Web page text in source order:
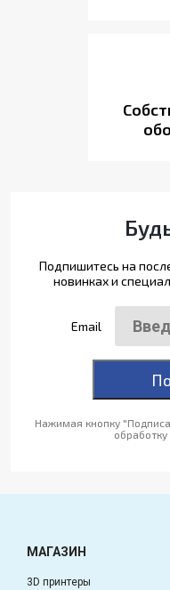
Подпишитесь на
новинках и
Email
Нажимая кнопку
обработку
МАГАЗИН
3D принтеры